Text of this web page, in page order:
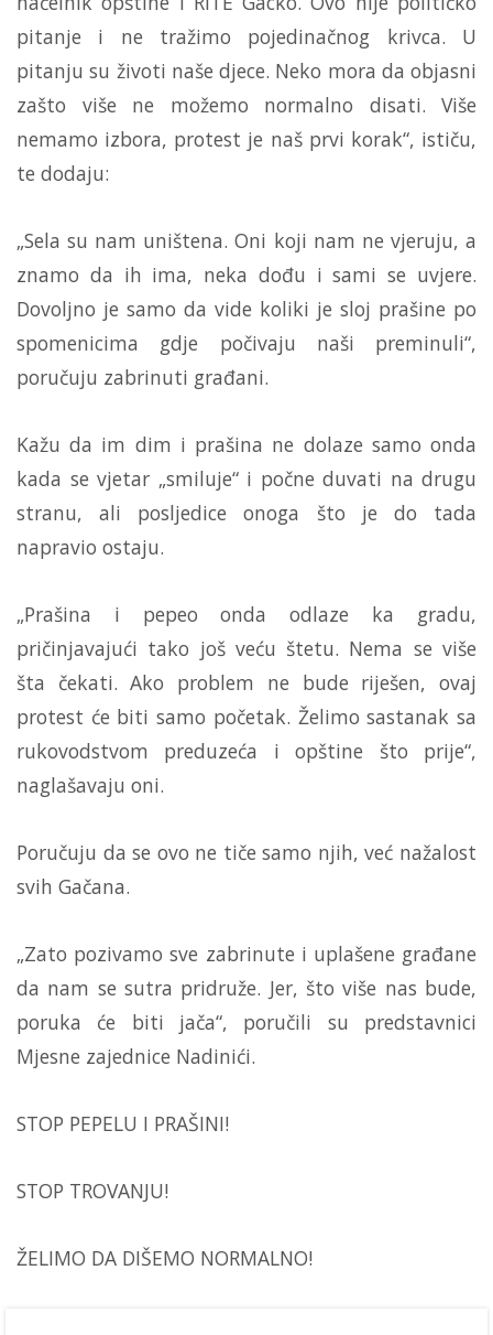
pitanje i ne tražimo pojedinačnog krivca. U
pitanju su životi naše djece. Neko mora da objasni
zašto više ne možemo normalno disati. Više
nemamo izbora, protest je naš prvi korak“, ističu,
te dodaju:
„Sela su nam uništena. Oni koji nam ne vjeruju, a
znamo da ih ima, neka dođu i sami se uvjere.
Dovoljno je samo da vide koliki je sloj prašine po
spomenicima gdje počivaju naši preminuli“,
poručuju zabrinuti građani.
Kažu da im dim i prašina ne dolaze samo onda
kada se vjetar „smiluje“ i počne duvati na drugu
stranu, ali posljedice onoga što je do tada
napravio ostaju.
„Prašina i pepeo onda odlaze ka gradu,
pričinjavajući tako još veću štetu. Nema se više
šta čekati. Ako problem ne bude riješen, ovaj
protest će biti samo početak. Želimo sastanak sa
rukovodstvom preduzeća i opštine što prije“,
naglašavaju oni.
Poručuju da se ovo ne tiče samo njih, već nažalost
svih Gačana.
„Zato pozivamo sve zabrinute i uplašene građane
da nam se sutra pridruže. Jer, što više nas bude,
poruka će biti jača“, poručili su predstavnici
Mjesne zajednice Nadinići.
STOP PEPELU I PRAŠINI!
STOP TROVANJU!
ŽELIMO DA DIŠEMO NORMALNO!